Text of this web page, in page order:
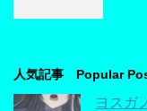
人気記事 Popular
ヨスガ